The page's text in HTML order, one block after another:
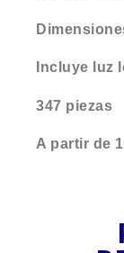
Incluye luz
347 piezas
A partir de